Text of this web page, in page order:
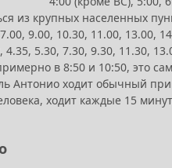
из крупных населенных
9.00, 10.30, 11.00, 13.00,
5.30, 7.30, 9.30, 11.30,
в 8:50 и 10:50, это
Антонио ходит обычный
ходит каждые 15